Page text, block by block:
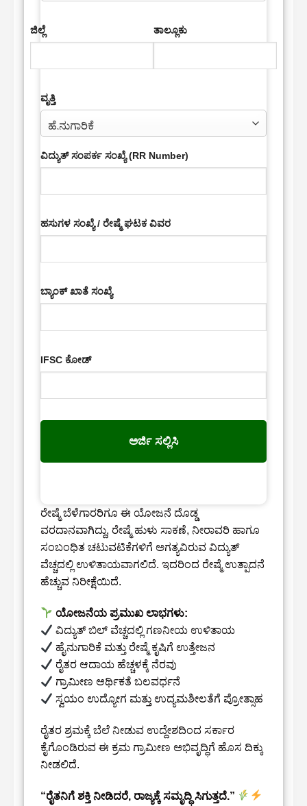
ಜಿಲ್ಲೆ ತಾಲ್ಲೂಕು
ವೃತ್ತಿ
ವಿದ್ಯುತ್ ಸಂಪರ್ಕ ಸಂಖ್ಯೆ (RR Number)
ಹಸುಗಳ ಸಂಖ್ಯೆ / ರೇಷ್ಮೆ ಘಟಕ ವಿವರ
ಬ್ಯಾಂಕ್ ಖಾತೆ ಸಂಖ್ಯೆ
IFSC ಕೋಡ್
ಅರ್ಜಿ ಸಲ್ಲಿಸಿ
ರೇಷ್ಮೆ ಬೆಳೆಗಾರರಿಗೂ ಈ ಯೋಜನೆ ದೊಡ್ಡ
ವರದಾನವಾಗಿದ್ದು, ರೇಷ್ಮೆ ಹುಳು ಸಾಕಣೆ, ನೀರಾವರಿ ಹಾಗೂ
ಸಂಬಂಧಿತ ಚಟುವಟಿಕೆಗಳಿಗೆ ಅಗತ್ಯವಿರುವ ವಿದ್ಯುತ್
ವೆಚ್ಚದಲ್ಲಿ ಉಳಿತಾಯವಾಗಲಿದೆ. ಇದರಿಂದ ರೇಷ್ಮೆ ಉತ್ಪಾದನೆ
ಹೆಚ್ಚುವ ನಿರೀಕ್ಷೆಯಿದೆ.
ಯೋಜನೆಯ ಪ್ರಮುಖ ಲಾಭಗಳು:
ವಿದ್ಯುತ್ ಬಿಲ್ ವೆಚ್ಚದಲ್ಲಿ ಗಣನೀಯ ಉಳಿತಾಯ
ಹೈನುಗಾರಿಕೆ ಮತ್ತು ರೇಷ್ಮೆ ಕೃಷಿಗೆ ಉತ್ತೇಜನ
ರೈತರ ಆದಾಯ ಹೆಚ್ಚಳಕ್ಕೆ ನೆರವು
ಗ್ರಾಮೀಣ ಆರ್ಥಿಕತೆ ಬಲವರ್ಧನೆ
ಸ್ವಯಂ ಉದ್ಯೋಗ ಮತ್ತು ಉದ್ಯಮಶೀಲತೆಗೆ ಪ್ರೋತ್ಸಾಹ
ರೈತರ ಶ್ರಮಕ್ಕೆ ಬೆಲೆ ನೀಡುವ ಉದ್ದೇಶದಿಂದ ಸರ್ಕಾರ
ಕೈಗೊಂಡಿರುವ ಈ ಕ್ರಮ ಗ್ರಾಮೀಣ ಅಭಿವೃದ್ಧಿಗೆ ಹೊಸ ದಿಕ್ಕು
ನೀಡಲಿದೆ.
“ರೈತನಿಗೆ ಶಕ್ತಿ ನೀಡಿದರೆ, ರಾಜ್ಯಕ್ಕೆ ಸಮೃದ್ಧಿ ಸಿಗುತ್ತದೆ.”